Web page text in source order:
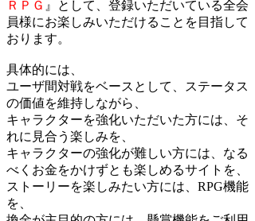
ＲＰＧ 』として、登録いただいている全会
員様にお楽しみいただけることを目指して
おります。
具体的には、
ユーザ間対戦をベースとして、ステータス
の価値を維持しながら、
キャラクターを強化いただいた方には、そ
れに見合う楽しみを、
キャラクターの強化が難しい方には、なる
べくお金をかけずとも楽しめるサイトを、
ストーリーを楽しみたい方には、RPG機能
を、